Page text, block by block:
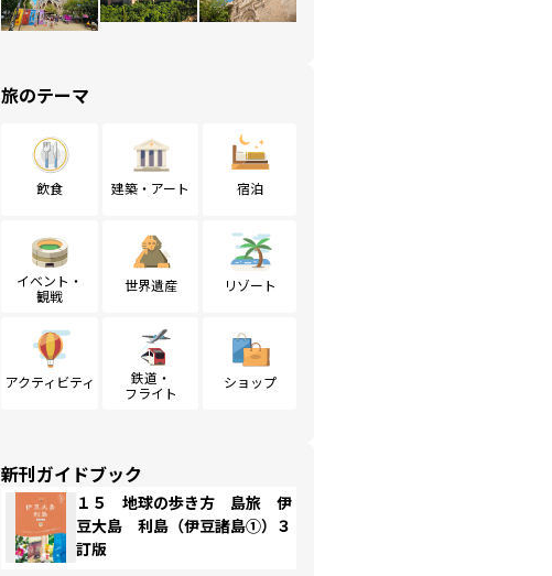
旅のテーマ
飲食 建築・アート 宿泊
イベント・
観戦
世界遺産 リゾート
アクティビティ
鉄道・
フライト
ショップ
新刊ガイドブック
１５ 地球の歩き方 島旅 伊
豆大島 利島（伊豆諸島①）３
訂版